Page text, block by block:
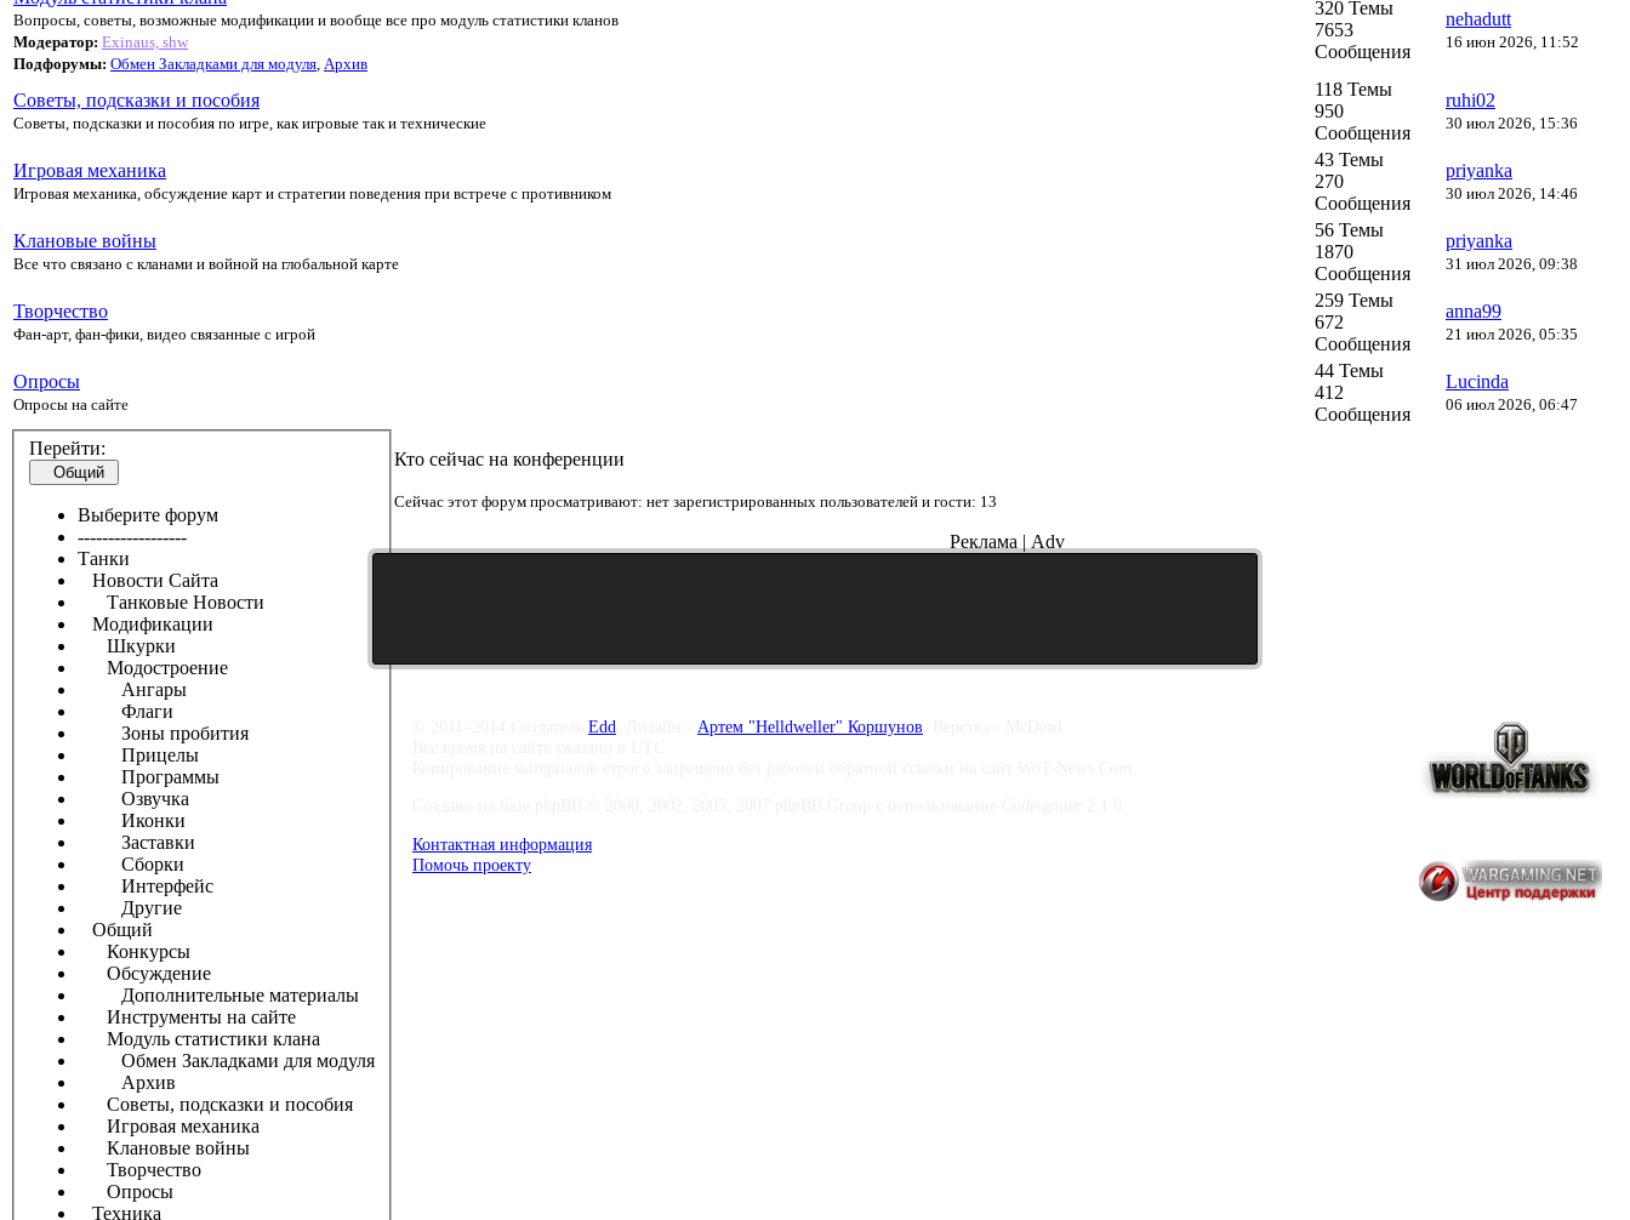
Вопросы, советы, возможные модификации и вообще все про модуль статистики кланов
Модератор: Exinaus, shw
Подфорумы: Обмен Закладками для модуля Архив
320 Темы
7653
Сообщения
nehadutt
16 июн 2026, 11:52
Советы, подсказки и пособия
Советы, подсказки и пособия по игре, как игровые так и технические
118 Темы
950
Сообщения
ruhi02
30 июл 2026, 15:36
Игровая механика
Игровая механика, обсуждение карт и стратегии поведения при встрече с противником
43 Темы
270
Сообщения
priyanka
30 июл 2026, 14:46
Клановые войны
Все что связано с кланами и войной на глобальной карте
56 Темы
1870
Сообщения
priyanka
31 июл 2026, 09:38
Творчество
Фан-арт, фан-фики, видео связанные с игрой
259 Темы
672
Сообщения
anna99
21 июл 2026, 05:35
Опросы
Опросы на сайте
44 Темы
412
Сообщения
Lucinda
06 июл 2026, 06:47
Перейти:
Общий
Выберите форум
------------------
Танки
Новости Сайта
Танковые Новости
Модификации
Шкурки
Модостроение
Ангары
Флаги
Зоны пробития
Прицелы
Программы
Озвучка
Иконки
Заставки
Сборки
Интерфейс
Другие
Общий
Конкурсы
Обсуждение
Дополнительные материалы
Инструменты на сайте
Модуль статистики клана
Обмен Закладками для модуля
Архив
Советы, подсказки и пособия
Игровая механика
Клановые войны
Творчество
Опросы
Техника
Кто сейчас на конференции
Сейчас этот форум просматривают: нет зарегистрированных пользователей и гости: 13
Реклама | Adv
Edd Артем "Helldweller" Коршунов
Контактная информация
Помочь проекту